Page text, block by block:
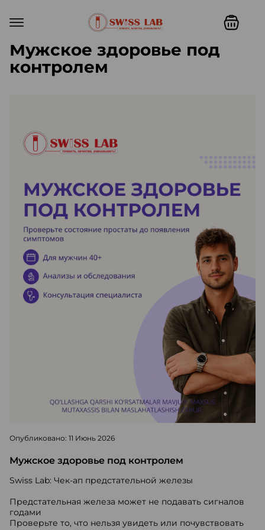
Мужское здоровье под
контролем
Опубликовано: 11 Июнь 2026
Мужское здоровье под контролем
Swiss Lab: Чек-ап предстательной железы
Предстательная железа может не подавать сигналов
годами
Проверьте то, что нельзя увидеть или почувствовать